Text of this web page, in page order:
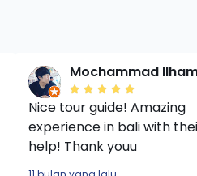
Mochammad
Nice tour guide! Amazing
experience in bali with
help! Thank youu